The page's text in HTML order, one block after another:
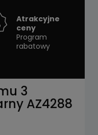
Atrakcyjne
ceny
Program
rabatowy
3
AZ4288